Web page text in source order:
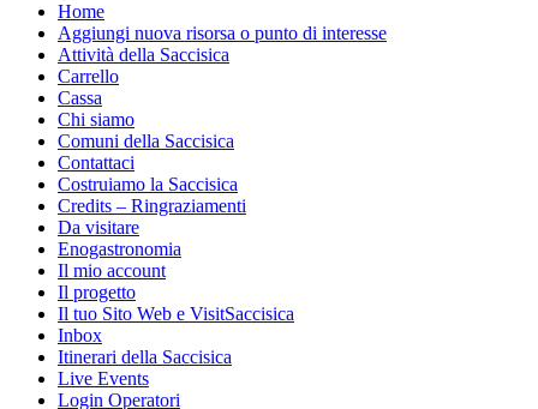
Home
Aggiungi nuova risorsa o punto di interesse
Attività della Saccisica
Carrello
Cassa
Chi siamo
Comuni della Saccisica
Contattaci
Costruiamo la Saccisica
Credits – Ringraziamenti
Da visitare
Enogastronomia
Il mio account
Il progetto
Il tuo Sito Web e VisitSaccisica
Inbox
Itinerari della Saccisica
Live Events
Login Operatori